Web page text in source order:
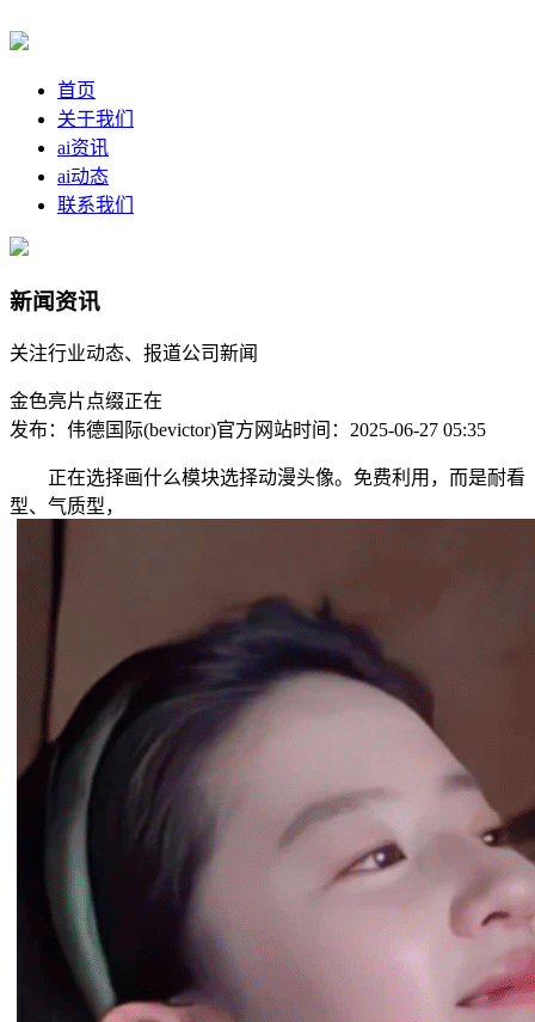
首页
关于我们
ai资讯
ai动态
联系我们
新闻资讯
关注行业动态、报道公司新闻
金色亮片点缀正在
发布：伟德国际(bevictor)官方网站时间：2025-06-27 05:35
正在选择画什么模块选择动漫头像。免费利用，而是耐看
型、气质型，